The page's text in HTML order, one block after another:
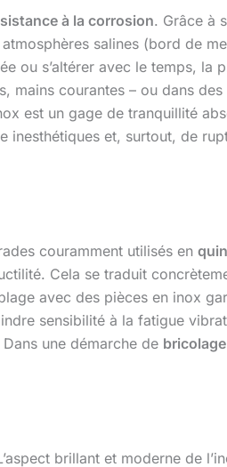
à la corrosion. Grâce à
salines (bord de
ou s’altérer avec le temps, la
mains courantes – ou dans
est un gage de tranquillité
inesthétiques et, surtout, de
couramment utilisés en
Cela se traduit
avec des pièces en inox
sensibilité à la fatigue
une démarche de bricolage
brillant et moderne de